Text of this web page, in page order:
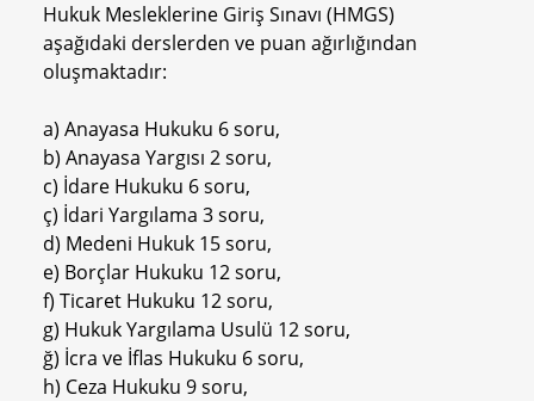
Hukuk Mesleklerine Giriş Sınavı (HMGS)
aşağıdaki derslerden ve puan ağırlığından
oluşmaktadır:
a) Anayasa Hukuku 6 soru,
b) Anayasa Yargısı 2 soru,
c) İdare Hukuku 6 soru,
ç) İdari Yargılama 3 soru,
d) Medeni Hukuk 15 soru,
e) Borçlar Hukuku 12 soru,
f) Ticaret Hukuku 12 soru,
g) Hukuk Yargılama Usulü 12 soru,
ğ) İcra ve İflas Hukuku 6 soru,
h) Ceza Hukuku 9 soru,